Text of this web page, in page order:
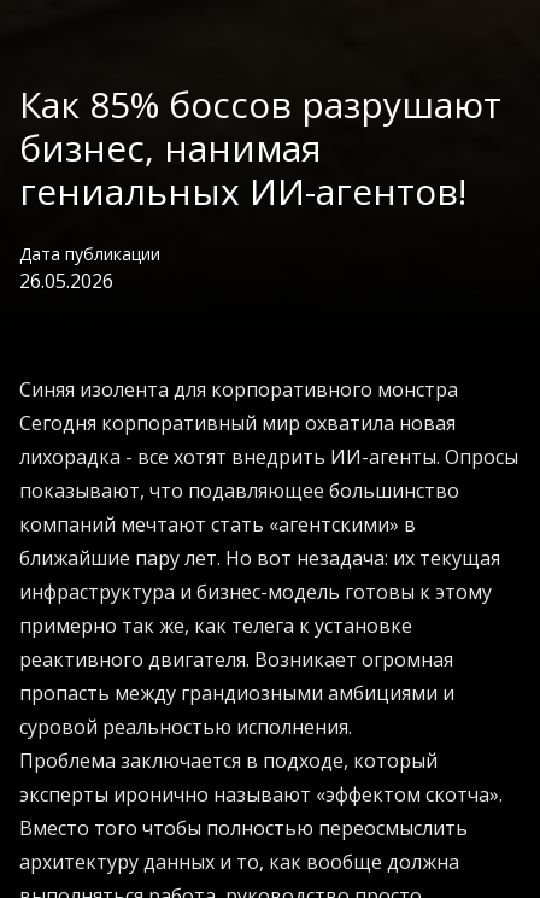
Как 85% боссов разрушают
бизнес, нанимая
гениальных ИИ-агентов!
Дата публикации
26.05.2026
Синяя изолента для корпоративного монстра
Сегодня корпоративный мир охватила новая
лихорадка - все хотят внедрить ИИ-агенты. Опросы
показывают, что подавляющее большинство
компаний мечтают стать «агентскими» в
ближайшие пару лет. Но вот незадача: их текущая
инфраструктура и бизнес-модель готовы к этому
примерно так же, как телега к установке
реактивного двигателя. Возникает огромная
пропасть между грандиозными амбициями и
суровой реальностью исполнения.
Проблема заключается в подходе, который
эксперты иронично называют «эффектом скотча».
Вместо того чтобы полностью переосмыслить
архитектуру данных и то, как вообще должна